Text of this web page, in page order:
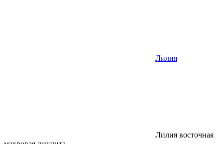
Лилия
Лилия восточная